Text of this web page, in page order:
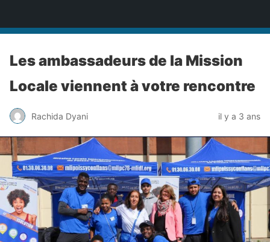
Les ambassadeurs de la Mission
Locale viennent à votre rencontre
Rachida Dyani il y a 3 ans